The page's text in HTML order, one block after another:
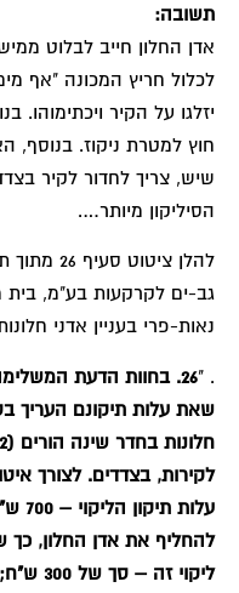
תשובה:
אדן החלון חייב לבלוט
לכלול חריץ המכונה "אף
יזלגו על הקיר ויכתימוהו.
חוץ למטרת ניקוז. בנוסף,
שיש, צריך לחדור לקיר
הסיליקון מיותר….
גב-ים לקרקעות בע"מ,
נאות-פרי בעניין אדני
. "
26. בחוות הדעת
לקירות, בצדדים. לצורך
להחליף את אדן החלון, כך
ליקוי